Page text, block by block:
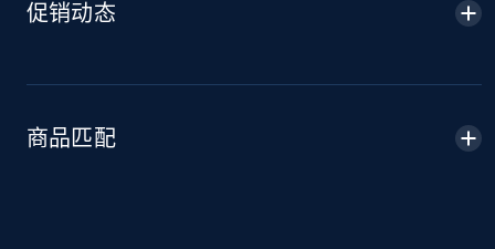
5.4K+
Amazon sellers info
促销动态
商品匹配